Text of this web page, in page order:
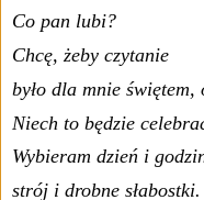
Co pan lubi?
Chcę, żeby czytanie
było dla mnie świętem,
Niech to będzie
Wybieram dzień i
strój i drobne słabostki.